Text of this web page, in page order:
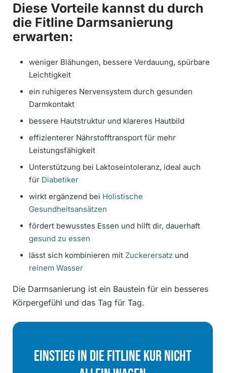
Diese Vorteile kannst du durch
die Fitline Darmsanierung
erwarten:
weniger Blähungen, bessere Verdauung, spürbare
Leichtigkeit
ein ruhigeres Nervensystem durch gesunden
Darmkontakt
bessere Hautstruktur und klareres Hautbild
effizienterer Nährstofftransport für mehr
Leistungsfähigkeit
Unterstützung bei Laktoseintoleranz, ideal auch
für Diabetiker
wirkt ergänzend bei Holistische
Gesundheitsansätzen
fördert bewusstes Essen und hilft dir, dauerhaft
gesund zu essen
lässt sich kombinieren mit Zuckerersatz und
reinem Wasser
Die Darmsanierung ist ein Baustein für ein besseres
Körpergefühl und das Tag für Tag.
Einstieg In Die Fitline Kur Nicht